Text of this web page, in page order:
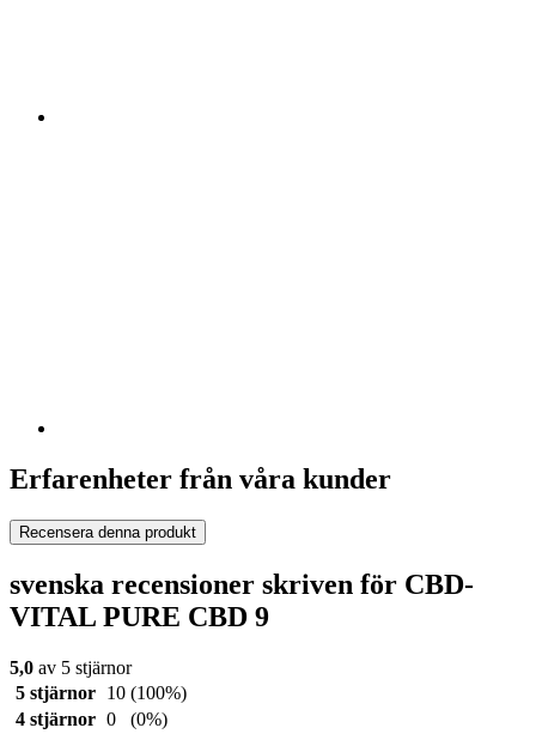
Erfarenheter från våra kunder
Recensera denna produkt
svenska recensioner skriven för CBD-
VITAL PURE CBD 9
5,0 av 5 stjärnor
5 stjärnor
10 (100%)
4 stjärnor 0
(0%)